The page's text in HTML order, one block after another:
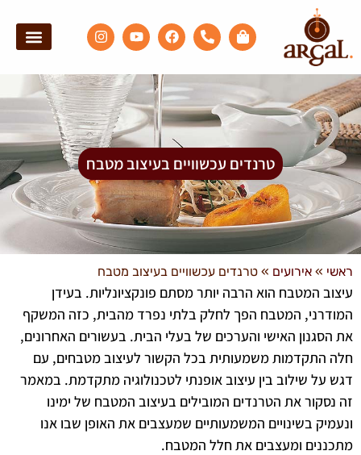
טרנדים עכשוויים בעיצוב מטבח
ראשי » אירועים » טרנדים עכשוויים בעיצוב מטבח
עיצוב המטבח הוא הרבה יותר מסתם פונקציונליות. בעידן
המודרני, המטבח הפך לחלק בלתי נפרד מהבית, כזה המשקף
את הסגנון האישי והערכים של בעלי הבית. בעשורים האחרונים,
חלה התקדמות משמעותית בכל הקשור לעיצוב מטבחים, עם
דגש על שילוב בין עיצוב אופנתי לטכנולוגיה מתקדמת. במאמר
זה נסקור את הטרנדים המובילים בעיצוב המטבח של ימינו
ונעמיק בשינויים המשמעותיים שמעצבים את האופן שבו אנו
מתכננים ומעצבים את חלל המטבח.